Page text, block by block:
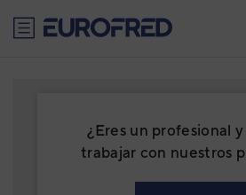
¿Eres un profesional
trabajar con nuestros